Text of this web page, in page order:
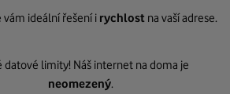
vám ideální řešení i rychlost na vaší adrese.
datové limity! Náš internet na doma je
neomezený.